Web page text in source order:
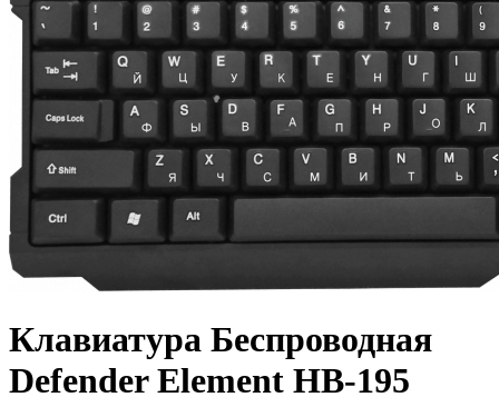
Клавиатура Беспроводная
Defender Element HB-195